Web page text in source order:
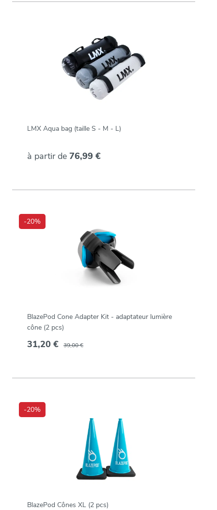
LMX Aqua bag (taille S - M - L)
à partir de 76,99 €
-20%
BlazePod Cone Adapter Kit - adaptateur lumière
cône (2 pcs)
31,20 € 39,00 €
-20%
BlazePod Cônes XL (2 pcs)